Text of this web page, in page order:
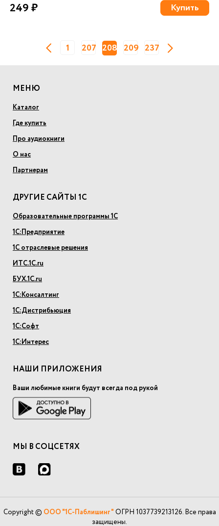
249 ₽ Купить
1 207 208 209 237
МЕНЮ
Каталог
Где купить
Про аудиокниги
О нас
Партнерам
ДРУГИЕ САЙТЫ 1С
Образовательные программы 1С
1С:Предприятие
1С отраслевые решения
ИТС.1С.ru
БУХ.1С.ru
1С:Консалтинг
1С:Дистрибьюция
1С:Софт
1С:Интерес
НАШИ ПРИЛОЖЕНИЯ
Ваши любимые книги будут всегда под рукой
МЫ В СОЦСЕТЯХ
Copyright © ООО "1С-Паблишинг" ОГРН 1037739213126. Все права
защищены.